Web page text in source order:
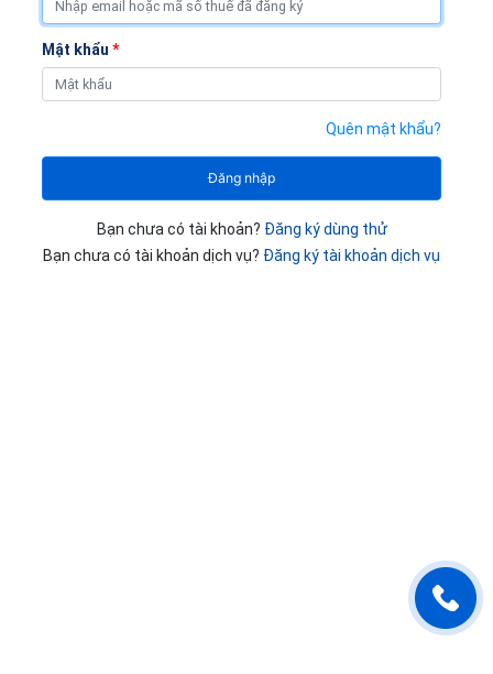
Mật khẩu*
Quên mật khẩu?
Đăng nhập
Bạn chưa có tài khoản? Đăng ký dùng thử
Bạn chưa có tài khoản dịch vụ? Đăng ký tài khoản dịch vụ